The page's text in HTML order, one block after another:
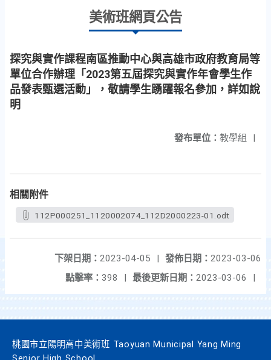
美術班網頁公告
探究與實作課程南區推動中心與高雄市政府教育局等
單位合作辦理「2023第五屆探究與實作年會學生作
品發表甄選活動」，敬請學生踴躍報名參加，詳如說
明
發布單位： 教學組 |
相關附件
112P000251_1120002074_112D2000223-01.odt
發佈日期： 2023-03-06
下架日期： 2023-04-05
|
最後更新日期： 2023-03-06 |
點擊率： 398 |
桃園市立陽明高中美術班 Taoyuan Municipal Yang Ming